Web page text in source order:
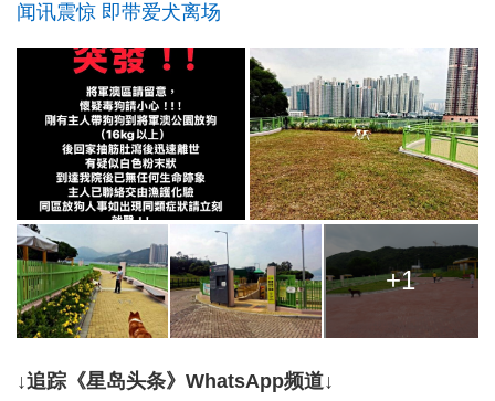
闻讯震惊 即带爱犬离场
+1
↓追踪《星岛头条》WhatsApp频道↓